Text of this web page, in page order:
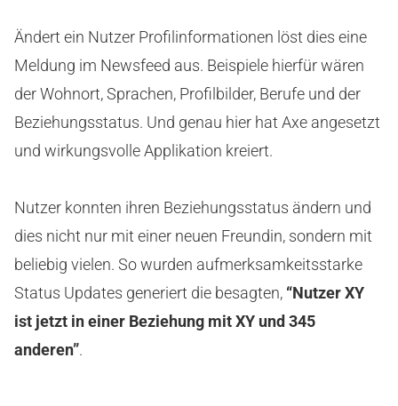
Ändert ein Nutzer Profilinformationen löst dies eine
Meldung im Newsfeed aus. Beispiele hierfür wären
der Wohnort, Sprachen, Profilbilder, Berufe und der
Beziehungsstatus. Und genau hier hat Axe angesetzt
und wirkungsvolle Applikation kreiert.
Nutzer konnten ihren Beziehungsstatus ändern und
dies nicht nur mit einer neuen Freundin, sondern mit
beliebig vielen. So wurden aufmerksamkeitsstarke
Status Updates generiert die besagten, “Nutzer XY
ist jetzt in einer Beziehung mit XY und 345
anderen”.